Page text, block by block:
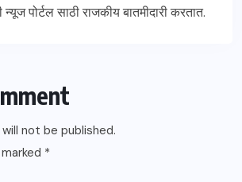
न्यूज पोर्टल साठी राजकीय बातमीदारी करतात.
not be published.
*